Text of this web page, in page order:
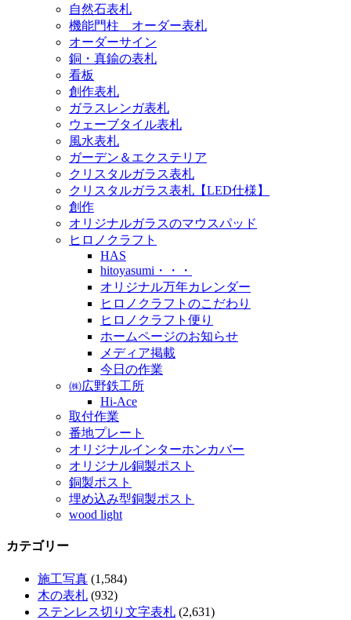
自然石表札
機能門柱 オーダー表札
オーダーサイン
銅・真鍮の表札
看板
創作表札
ガラスレンガ表札
ウェーブタイル表札
風水表札
ガーデン＆エクステリア
クリスタルガラス表札
クリスタルガラス表札【LED仕様】
創作
オリジナルガラスのマウスパッド
ヒロノクラフト
HAS
hitoyasumi・・・
オリジナル万年カレンダー
ヒロノクラフトのこだわり
ヒロノクラフト便り
ホームページのお知らせ
メディア掲載
今日の作業
㈱広野鉄工所
Hi-Ace
取付作業
番地プレート
オリジナルインターホンカバー
オリジナル銅製ポスト
銅製ポスト
埋め込み型銅製ポスト
wood light
カテゴリー
施工写真 (1,584)
木の表札 (932)
ステンレス切り文字表札 (2,631)